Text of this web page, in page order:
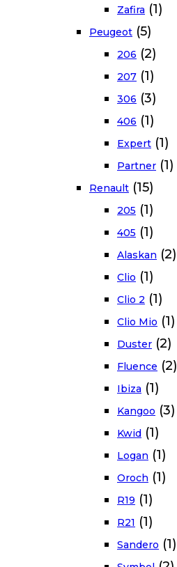
Zafira (1)
Peugeot (5)
206 (2)
207 (1)
306 (3)
406 (1)
Expert (1)
Partner (1)
Renault (15)
205 (1)
405 (1)
Alaskan (2)
Clio (1)
Clio 2 (1)
Clio Mio (1)
Duster (2)
Fluence (2)
Ibiza (1)
Kangoo (3)
Kwid (1)
Logan (1)
Oroch (1)
R19 (1)
R21 (1)
Sandero (1)